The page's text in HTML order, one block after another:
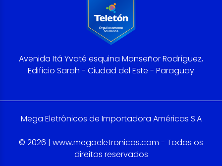
Avenida Itá Yvaté esquina Monseñor Rodríguez,
Edificio Sarah - Ciudad del Este - Paraguay
Mega Eletrônicos de Importadora Américas S.A
© 2026 | www.megaeletronicos.com - Todos os
direitos reservados